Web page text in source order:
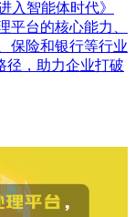
入智能体时代》
平台的核心能力、
保险和银行等行业
径，助力企业打破